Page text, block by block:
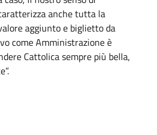
anche tutta la
aggiunto e biglietto da
come Amministrazione è
Cattolica sempre più bella,